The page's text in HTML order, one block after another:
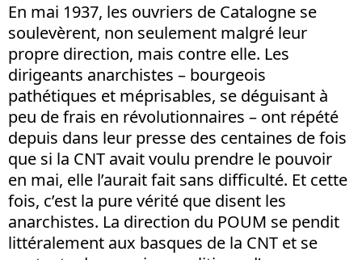
En mai 1937, les ouvriers de Catalogne se
soulevèrent, non seulement malgré leur
propre direction, mais contre elle. Les
dirigeants anarchistes – bourgeois
pathétiques et méprisables, se déguisant à
peu de frais en révolutionnaires – ont répété
depuis dans leur presse des centaines de fois
que si la CNT avait voulu prendre le pouvoir
en mai, elle l’aurait fait sans difficulté. Et cette
fois, c’est la pure vérité que disent les
anarchistes. La direction du POUM se pendit
littéralement aux basques de la CNT et se